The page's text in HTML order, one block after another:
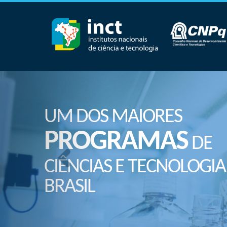
UM DOS MAIORES
PROGRAMASDE
CIÊNCIAS E
BRASIL